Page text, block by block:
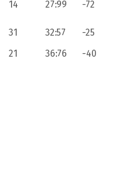
14 27:99 -72
31 32:57
-25
21 36:76 -40